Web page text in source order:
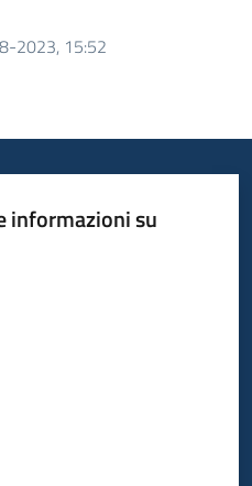
2023, 15:52
informazioni su